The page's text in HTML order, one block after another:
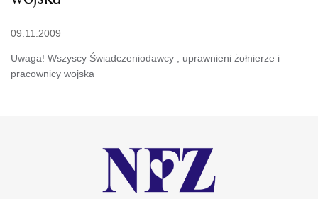
09.11.2009
Uwaga! Wszyscy Świadczeniodawcy , uprawnieni żołnierze i
pracownicy wojska